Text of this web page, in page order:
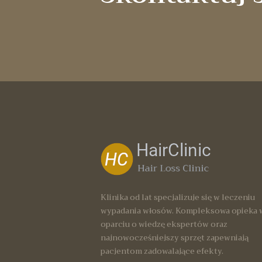
Klinika od lat specjalizuje się w leczeniu
wypadania włosów. Kompleksowa opieka
oparciu o wiedzę ekspertów oraz
najnowocześniejszy sprzęt zapewniają
pacjentom zadowalające efekty.